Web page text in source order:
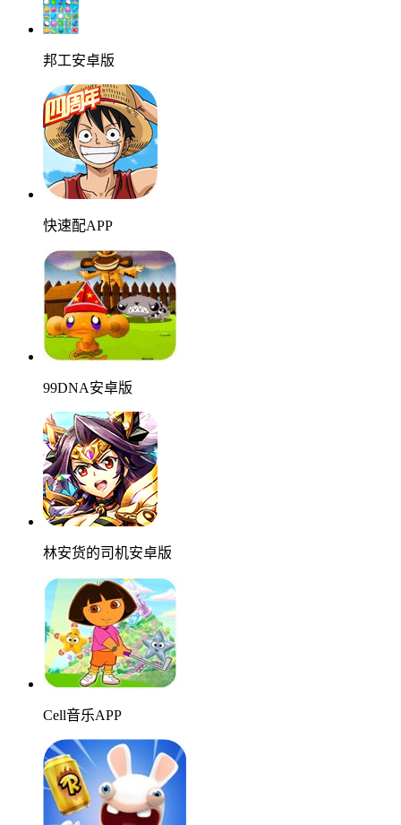
邦工安卓版
快速配APP
99DNA安卓版
林安货的司机安卓版
Cell音乐APP